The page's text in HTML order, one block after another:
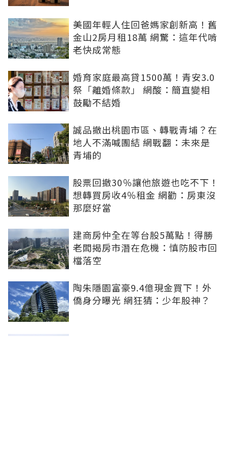
美國年輕人住回爸媽家創新高！舊
金山2房月租18萬 網驚：這年代啃
老快成常態
婚育家庭最高貸1500萬！青安3.0
祭「離婚條款」 網酸：簡直變相
鼓勵不結婚
誠品撤出桃園市區、轉戰青埔？在
地人不滿喊團結 網戰翻：未來是
青埔的
股票回撤30％讓他旅遊也吃不下！
想轉買房收4％租金 網勸：房東沒
那麼好當
建商房仲全在等台股5萬點！得勝
老闆揭房市潛在危機：慎防股市回
檔落空
陶朱隱園富豪9.4億現金買下！外
僑身分曝光 網狂猜：少年股神？